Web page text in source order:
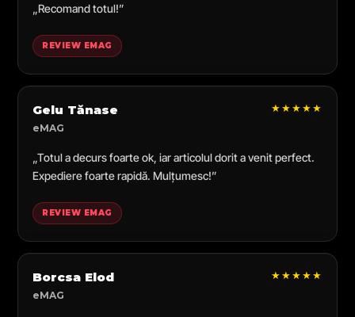
„Recomand totul!”
REVIEW EMAG
Gelu Tănase
eMAG
★★★★★
„Totul a decurs foarte ok, iar articolul dorit a venit perfect.
Expediere foarte rapidă. Mulțumesc!”
REVIEW EMAG
Borcsa Elod
eMAG
★★★★★